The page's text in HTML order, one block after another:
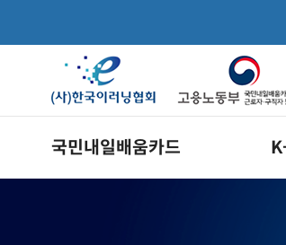
국민내일배움카드